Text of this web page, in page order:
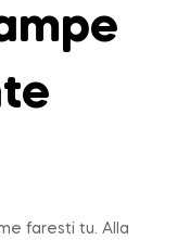
faresti tu. Alla